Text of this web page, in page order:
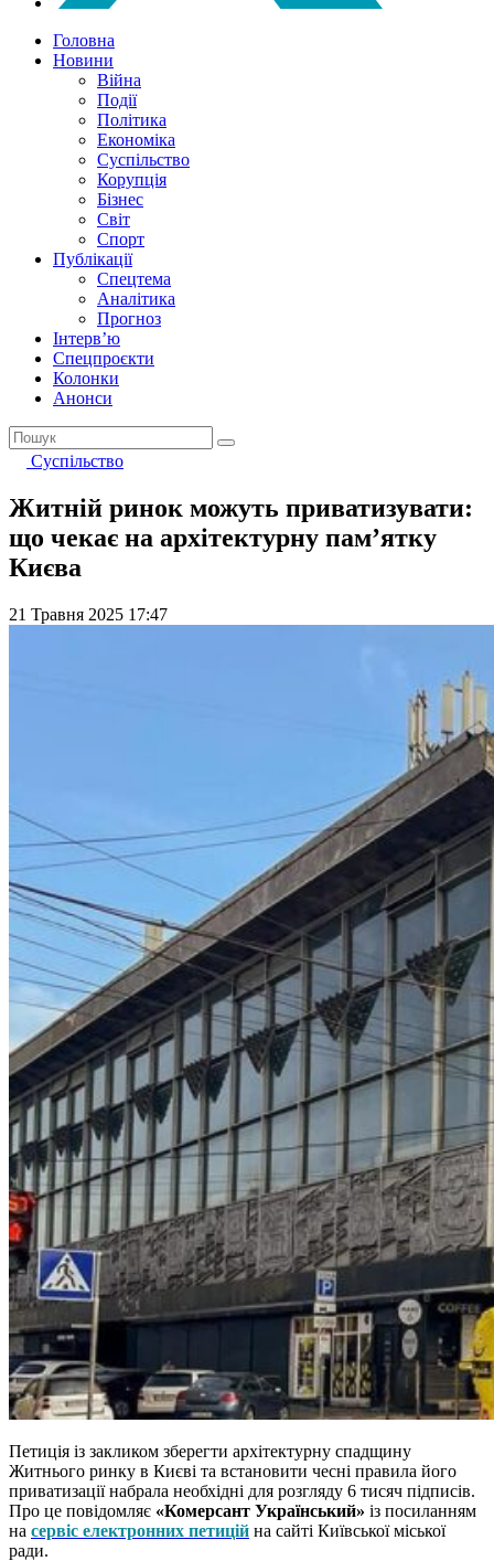
Головна
Новини
Війна
Події
Політика
Економіка
Суспільство
Корупція
Бізнес
Світ
Спорт
Публікації
Спецтема
Аналітика
Прогноз
Інтерв’ю
Спецпроєкти
Колонки
Анонси
Суспільство
Житній ринок можуть приватизувати:
що чекає на архітектурну пам’ятку
Києва
21 Травня 2025 17:47
Петиція із закликом зберегти архітектурну спадщину
Житнього ринку в Києві та встановити чесні правила його
приватизації набрала необхідні для розгляду 6 тисяч підписів.
Про це повідомляє «Комерсант Український» із посиланням
на сервіс електронних петицій на сайті Київської міської
ради.